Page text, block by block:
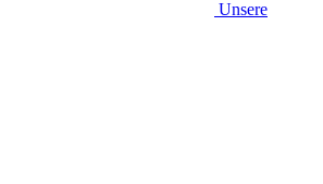
Unsere